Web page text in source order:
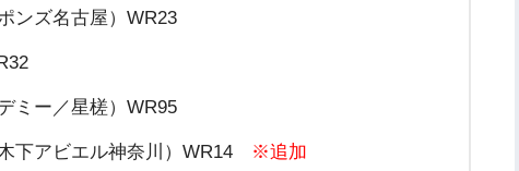
ンズ名古屋）WR23
ミー／星槎）WR95
下アビエル神奈川）WR14 ※追加